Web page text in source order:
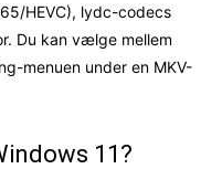
HEVC), lydc-codecs
Du kan vælge mellem
menuen under en MKV-
11?